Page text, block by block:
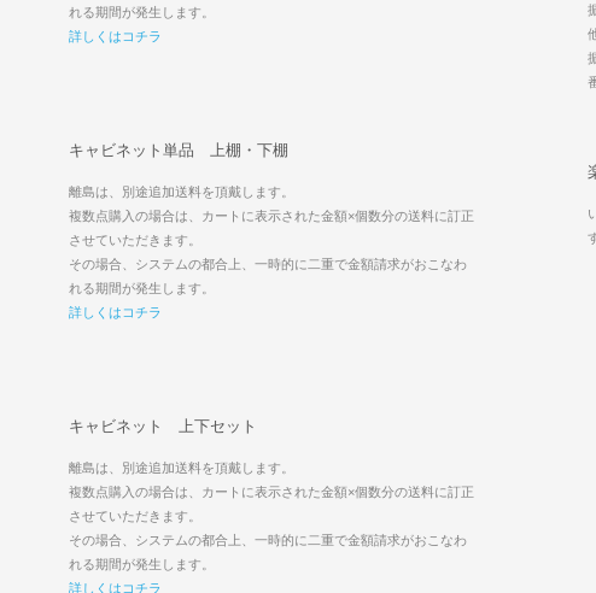
れる期間が発生します。
詳しくはコチラ
キャビネット単品 上棚・下棚
離島は、別途追加送料を頂戴します。
複数点購入の場合は、カートに表示された金額×個数分の送料に訂正
させていただきます。
その場合、システムの都合上、一時的に二重で金額請求がおこなわ
れる期間が発生します。
詳しくはコチラ
キャビネット 上下セット
離島は、別途追加送料を頂戴します。
複数点購入の場合は、カートに表示された金額×個数分の送料に訂正
させていただきます。
その場合、システムの都合上、一時的に二重で金額請求がおこなわ
れる期間が発生します。
詳しくはコチラ